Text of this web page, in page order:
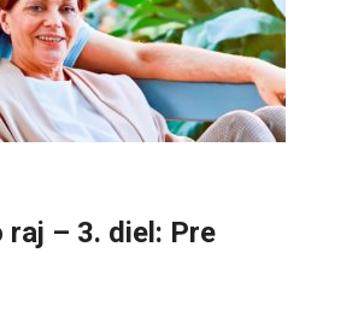
raj – 3. diel: Pre